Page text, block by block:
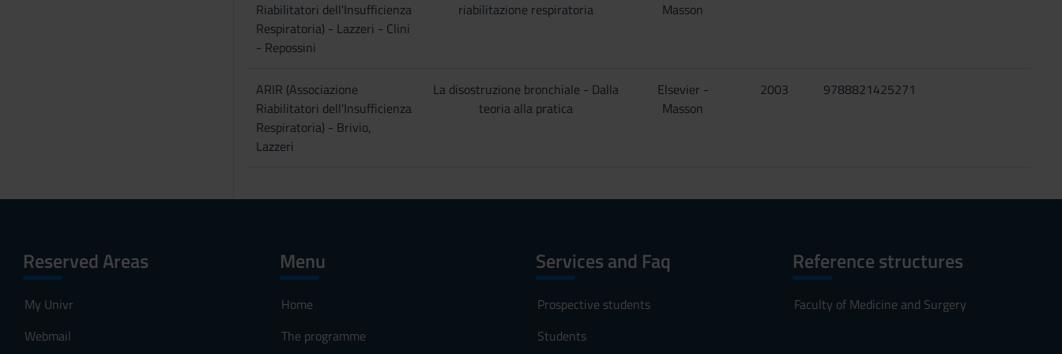
Riabilitatori dell'Insufficienza
Respiratoria) - Lazzeri - Clini
- Repossini
riabilitazione respiratoria
Masson
ARIR (Associazione
Riabilitatori dell'Insufficienza
Respiratoria) - Brivio,
Lazzeri
La disostruzione bronchiale - Dalla
teoria alla pratica
Elsevier -
Masson
2003 9788821425271
Reserved Areas
My Univr
Webmail
Menu
Home
The programme
Services and Faq
Prospective students
Students
Reference structures
Faculty of Medicine and Surgery